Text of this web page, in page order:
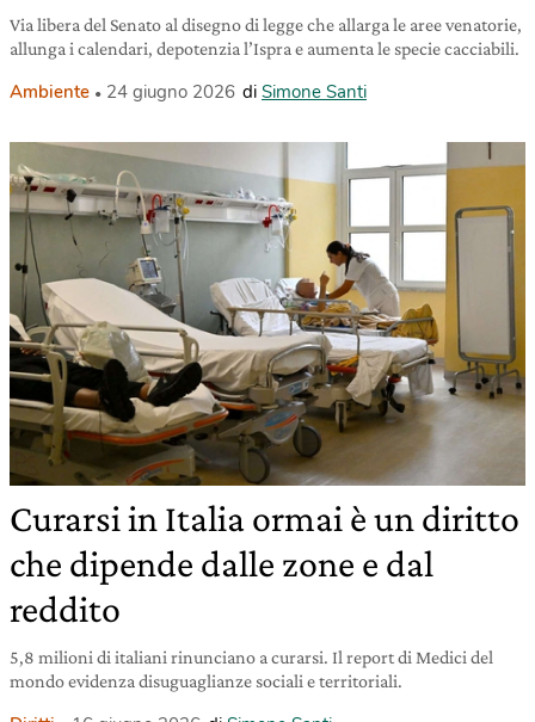
Via libera del Senato al disegno di legge che allarga le aree venatorie,
allunga i calendari, depotenzia l’Ispra e aumenta le specie cacciabili.
Ambiente 24 giugno 2026 di Simone Santi
Curarsi in Italia ormai è un diritto
che dipende dalle zone e dal
reddito
5,8 milioni di italiani rinunciano a curarsi. Il report di Medici del
mondo evidenza disuguaglianze sociali e territoriali.